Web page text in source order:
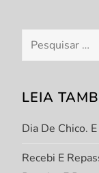
o
Pesquisar
por:
LEIA
Dia De Chico.
Recebi E